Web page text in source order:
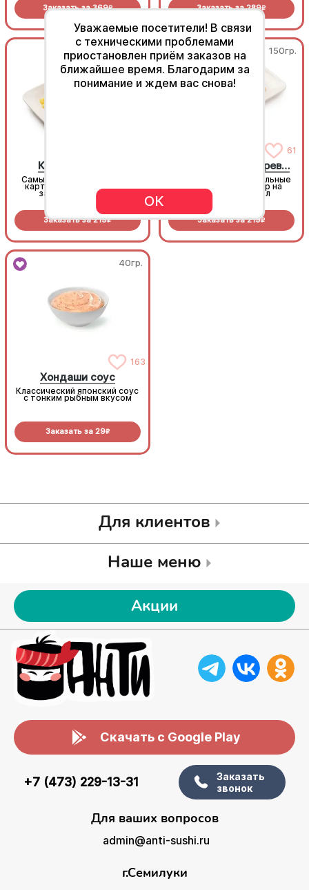
Заказать за369R Заказать за289R
150гр.
Картофель фри
Самый популярный в мире
картофель, их пробовал
заказать каждый!
Заказать за219R
150гр.
61
Картофель по-деревенски
Золотистые картофельные
дольки, супер выбор на
праздничный стол
Заказать за219R
40гр.
163
Хондаши соус
Классический японский соус
с тонким рыбным вкусом
Заказать за 29R
Для клиентов
Наше меню
Акции
Скачать с Google Play
+7 (473) 229-13-31
Заказать
звонок
Для ваших вопросов
admin@anti-sushi.ru
г.Семилуки
Уважаемые посетители! В связи
с техническими проблемами
приостановлен приём заказов на
ближайшее время. Благодарим за
понимание и ждем вас снова!
ОК